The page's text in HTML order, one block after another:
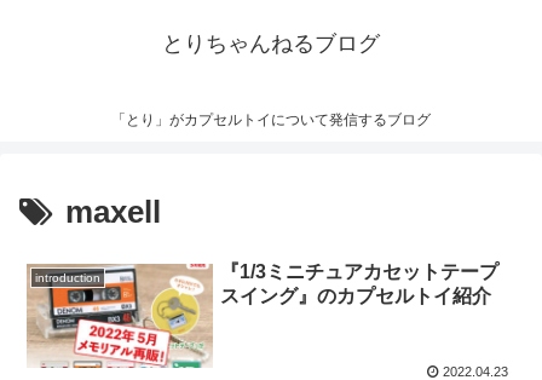
とりちゃんねるブログ
「とり」がカプセルトイについて発信するブログ
maxell
introduction
『1/3ミニチュアカセットテープ
スイング』のカプセルトイ紹介
2022.04.23